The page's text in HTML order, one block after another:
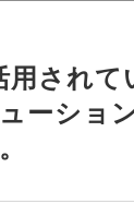
されて
ーショ